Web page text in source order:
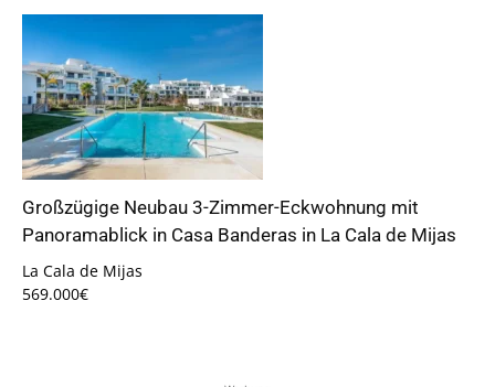
Großzügige Neubau 3-Zimmer-Eckwohnung mit
Panoramablick in Casa Banderas in La Cala de Mijas
La Cala de Mijas
569.000€